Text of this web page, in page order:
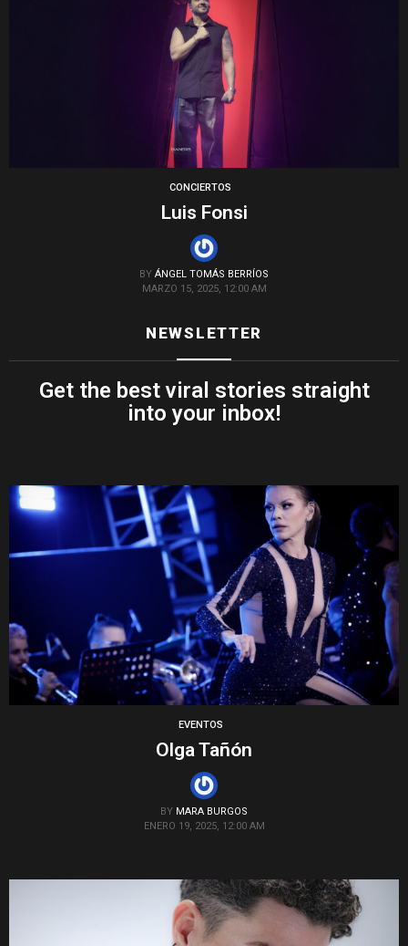
CONCIERTOS
Luis Fonsi
BY ÁNGEL TOMÁS BERRÍOS
MARZO 15, 2025, 12:00 AM
NEWSLETTER
Get the best viral stories straight
into your inbox!
EVENTOS
Olga Tañón
BY MARA BURGOS
ENERO 19, 2025, 12:00 AM